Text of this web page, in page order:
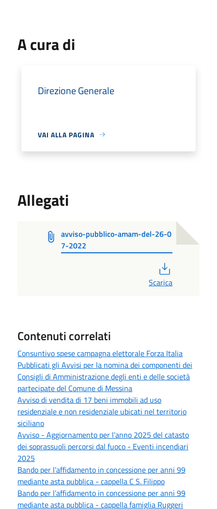
A cura di
Direzione Generale
VAI ALLA PAGINA
Allegati
avviso-pubblico-amam-del-26-0
7-2022
Scarica
Contenuti correlati
Consuntivo spese campagna elettorale Forza Italia
Pubblicati gli Avvisi per la nomina dei componenti dei
Consigli di Amministrazione degli enti e delle società
partecipate del Comune di Messina
Avviso di vendita di 17 beni immobili ad uso
residenziale e non residenziale ubicati nel territorio
siciliano
Avviso - Aggiornamento per l’anno 2025 del catasto
dei soprassuoli percorsi dal fuoco - Eventi incendiari
2025
Bando per l’affidamento in concessione per anni 99
mediante asta pubblica - cappella C S. Filippo
Bando per l’affidamento in concessione per anni 99
mediante asta pubblica - cappella famiglia Ruggeri